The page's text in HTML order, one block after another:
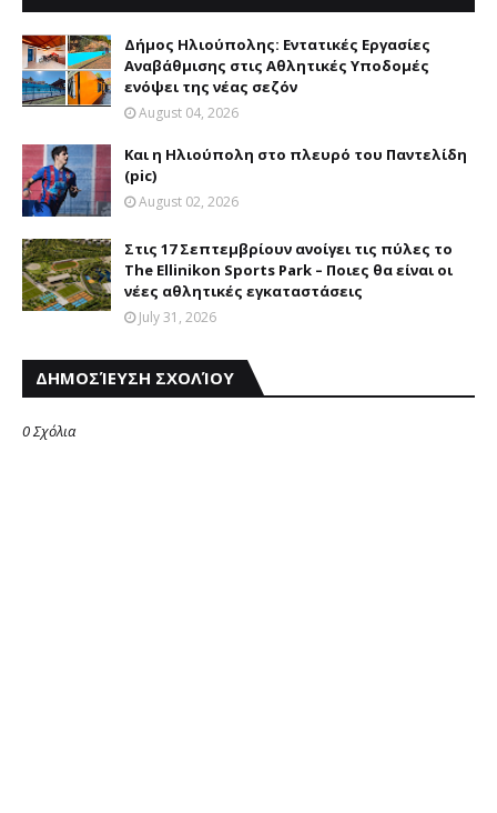
Δήμος Ηλιούπολης: Eντατικές Eργασίες
Aναβάθμισης στις Aθλητικές Yποδομές
ενόψει της νέας σεζόν
August 04, 2026
Και η Ηλιούπολη στο πλευρό του Παντελίδη
(pic)
August 02, 2026
Στις 17 Σεπτεμβρίουν ανοίγει τις πύλες το
The Ellinikon Sports Park – Ποιες θα είναι οι
νέες αθλητικές εγκαταστάσεις
July 31, 2026
ΔΗΜΟΣΊΕΥΣΗ ΣΧΟΛΊΟΥ
0 Σχόλια